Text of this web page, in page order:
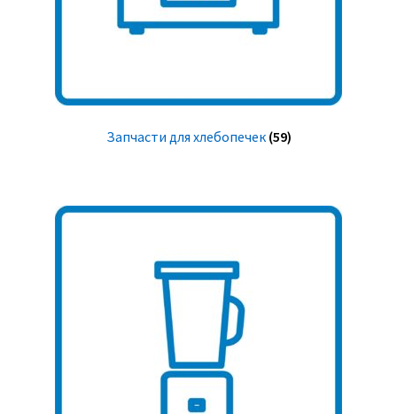
Запчасти для хлебопечек (59)